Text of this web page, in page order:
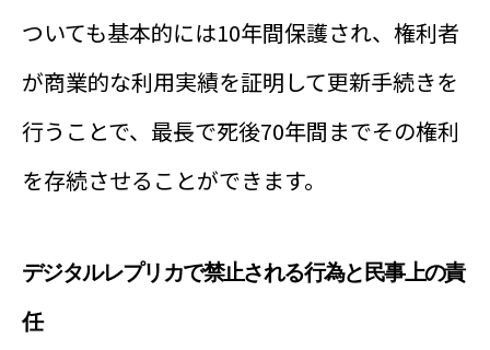
ついても基本的には10年間保護され、権利者
が商業的な利用実績を証明して更新手続きを
行うことで、最長で死後70年間までその権利
を存続させることができます。
デジタルレプリカで禁止される行為と民事上の責
任